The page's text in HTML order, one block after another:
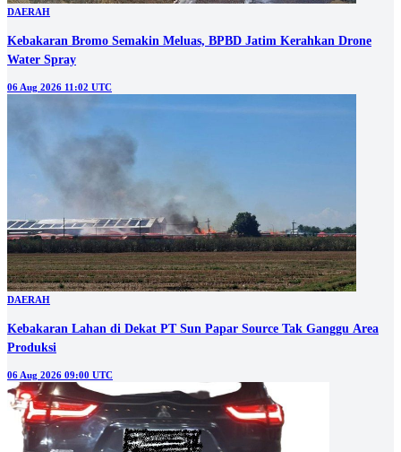
DAERAH
Kebakaran Bromo Semakin Meluas, BPBD Jatim Kerahkan Drone
Water Spray
06 Aug 2026 11:02 UTC
DAERAH
Kebakaran Lahan di Dekat PT Sun Papar Source Tak Ganggu Area
Produksi
06 Aug 2026 09:00 UTC